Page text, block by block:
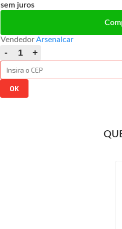
sem juros
VendedorArsenalcar